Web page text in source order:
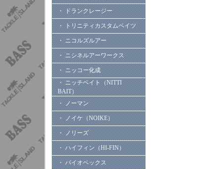
・ ドランクレージー
・ トリニティカスタムベイツ
・ ニコルズルアー
・ ニシネルアーワークス
・ ニッコー化成
・ ニッチベイト（NITTI
BAIT）
・ ノーマン
・ ノイケ（NOIKE）
・ ノリーズ
・ ハイフィン（HI-FIN）
・ バイオベックス